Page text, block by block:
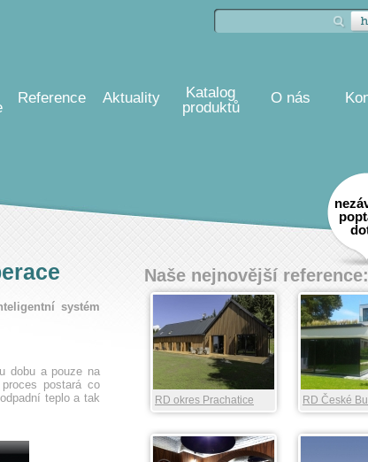
Reference Aktuality
Katalog
produktů
O nás
systém
dobu a pouze na
postará co
teplo a tak
Naše nejnovější reference:
RD okres Prachatice RD České